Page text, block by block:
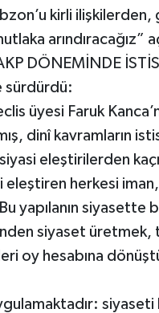
kirli ilişkilerden,
arındıracağız”
DÖNEMİNDE
sürdürdü:
üyesi Faruk
dinî kavramların
eleştirilerden
eleştiren herkesi
yapılanın siyasette
siyaset
oy hesabına